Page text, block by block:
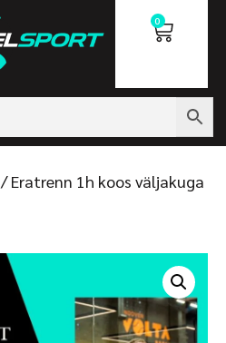
0
/ Eratrenn 1h koos väljakuga